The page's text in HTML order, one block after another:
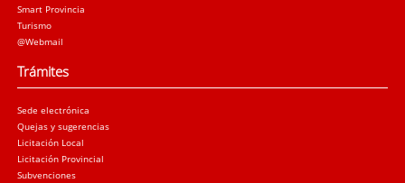
Smart Provincia
Turismo
@Webmail
Trámites
Sede electrónica
Quejas y sugerencias
Licitación Local
Licitación Provincial
Subvenciones